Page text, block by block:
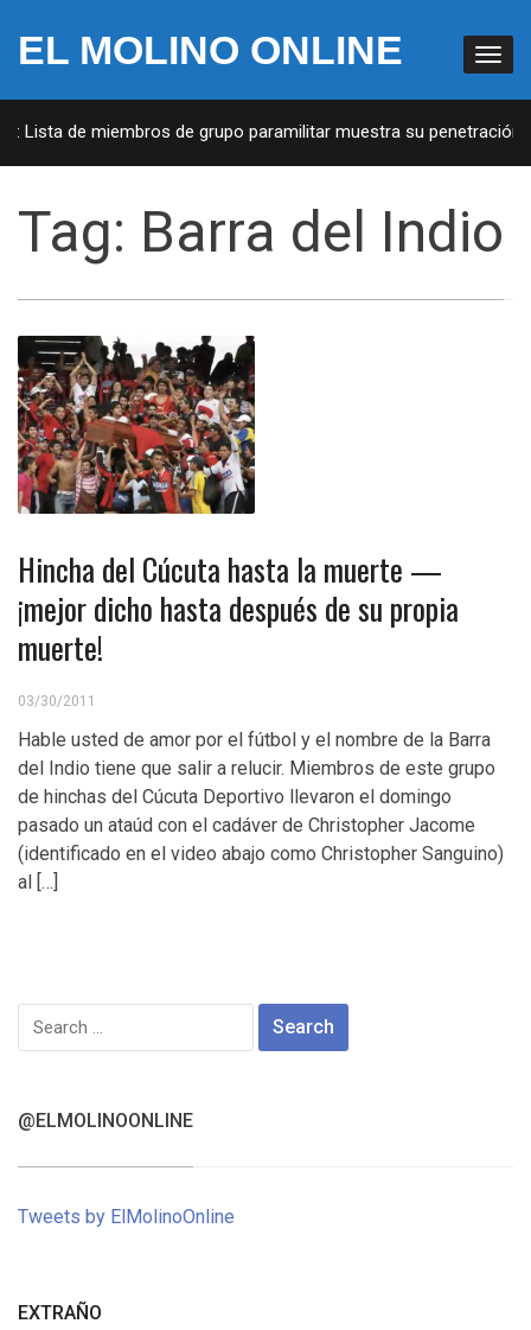
EL MOLINO ONLINE
Lista de miembros de grupo paramilitar muestra su penetración
Tag: Barra del Indio
Hincha del Cúcuta hasta la muerte —
¡mejor dicho hasta después de su propia
muerte!
03/30/2011
Hable usted de amor por el fútbol y el nombre de la Barra
del Indio tiene que salir a relucir. Miembros de este grupo
de hinchas del Cúcuta Deportivo llevaron el domingo
pasado un ataúd con el cadáver de Christopher Jacome
(identificado en el video abajo como Christopher Sanguino)
al […]
Search
for:
@ELMOLINOONLINE
Tweets by ElMolinoOnline
EXTRAÑO